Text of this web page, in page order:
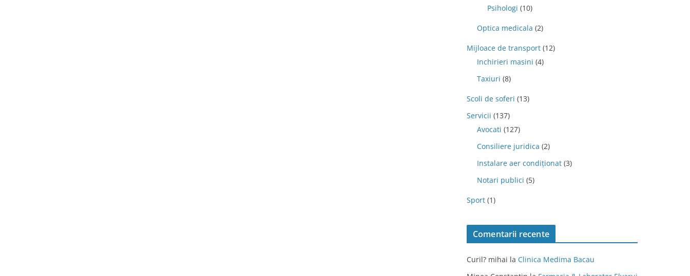
Psihologi (10)
Optica medicala (2)
Mijloace de transport (12)
Inchirieri masini (4)
Taxiuri (8)
Scoli de soferi (13)
Servicii (137)
Avocati (127)
Consiliere juridica (2)
Instalare aer condiționat (3)
Notari publici (5)
Sport (1)
Comentarii recente
Curil? mihai la Clinica Medima Bacau